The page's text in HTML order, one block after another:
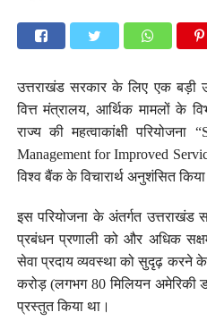
उत्तराखंड सरकार के लिए एक
वित्त मंत्रालय, आर्थिक मामलों के
राज्य की महत्वाकांक्षी परियोजना
Management for Improved
विश्व बैंक के विचारार्थ अनुशंसित
इस परियोजना के अंतर्गत उत्तराखंड
प्रबंधन प्रणाली को और अधिक
सेवा प्रदाय व्यवस्था को सुदृढ़ करने
करोड़ (लगभग 80 मिलियन अमेरिकी
प्रस्तुत किया था।